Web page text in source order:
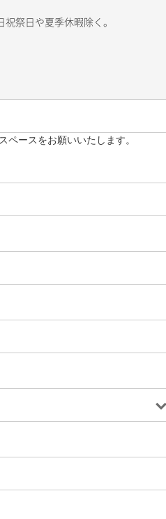
祭日や夏季休暇除く。
ペースをお願いいたします。